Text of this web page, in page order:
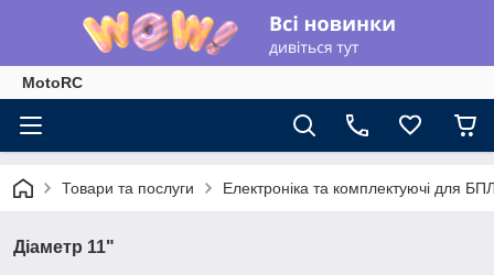
MotoRC
Товари та послуги Електроніка та комплектуючі для
Діаметр 11"